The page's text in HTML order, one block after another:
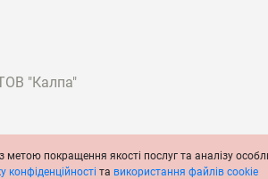
товари за певним критерієм та
у м. Львів чи іншому населеному
радістю дадуть відповідь на всі
"Калпа"
конфіденційності Політика cookie
покращення якості послуг та аналізу
конфіденційності та використання файлів cookie